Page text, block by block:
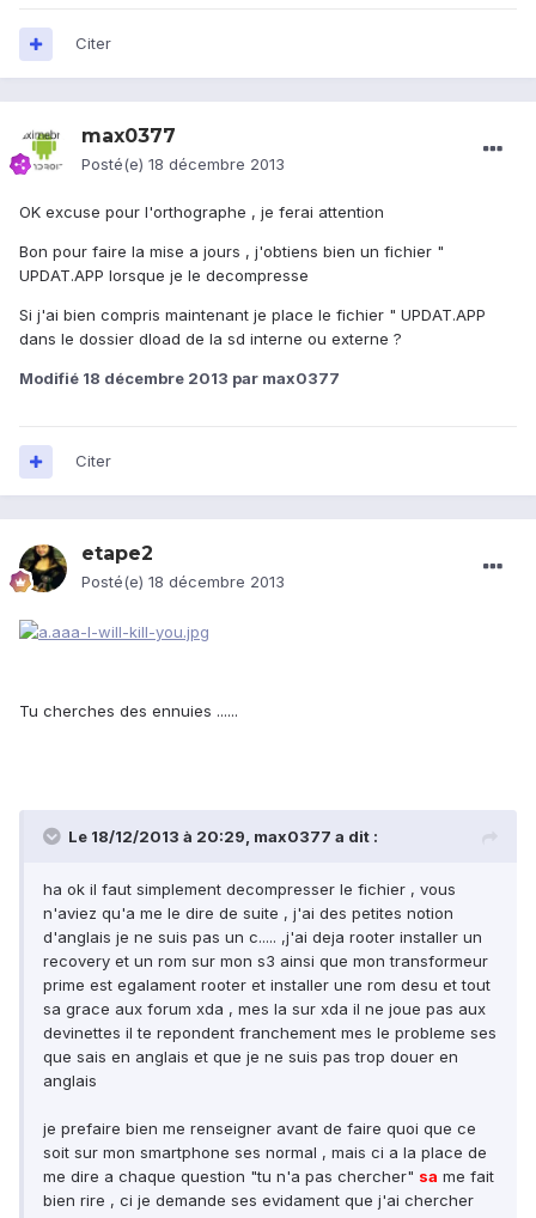
Citer
max0377
Posté(e) 18 décembre 2013
OK excuse pour l'orthographe , je ferai attention
Bon pour faire la mise a jours , j'obtiens bien un fichier "
UPDAT.APP lorsque je le decompresse
Si j'ai bien compris maintenant je place le fichier " UPDAT.APP
dans le dossier dload de la sd interne ou externe ?
Modifié 18 décembre 2013 par max0377
Citer
etape2
Posté(e) 18 décembre 2013
Tu cherches des ennuies ......
Le 18/12/2013 à 20:29, max0377 a dit :
ha ok il faut simplement decompresser le fichier , vous
n'aviez qu'a me le dire de suite , j'ai des petites notion
d'anglais je ne suis pas un c..... ,j'ai deja rooter installer un
recovery et un rom sur mon s3 ainsi que mon transformeur
prime est egalament rooter et installer une rom desu et tout
sa grace aux forum xda , mes la sur xda il ne joue pas aux
devinettes il te repondent franchement mes le probleme ses
que sais en anglais et que je ne suis pas trop douer en
anglais
je prefaire bien me renseigner avant de faire quoi que ce
soit sur mon smartphone ses normal , mais ci a la place de
me dire a chaque question "tu n'a pas chercher" sa me fait
bien rire , ci je demande ses evidament que j'ai chercher